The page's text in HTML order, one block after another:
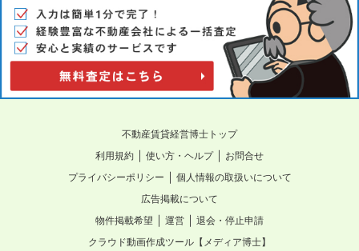
不動産賃貸経営博士トップ
利用規約 ｜ 使い方・ヘルプ｜ お問合せ
プライバシーポリシー ｜ 個人情報の取扱いについて
広告掲載について
物件掲載希望 ｜ 運営 ｜ 退会・停止申請
クラウド動画作成ツール【メディア博士】